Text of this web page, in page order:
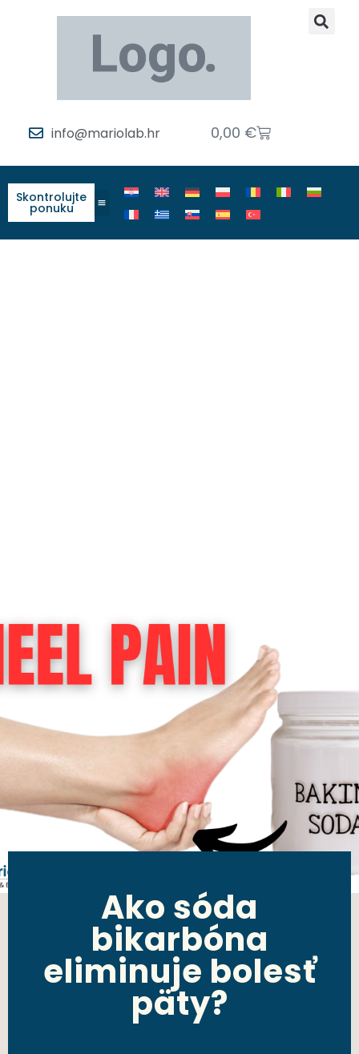
info@mariolab.hr 0,00 €
Skontrolujte
ponuku
Ako sóda
bikarbóna
eliminuje bolesť
päty?